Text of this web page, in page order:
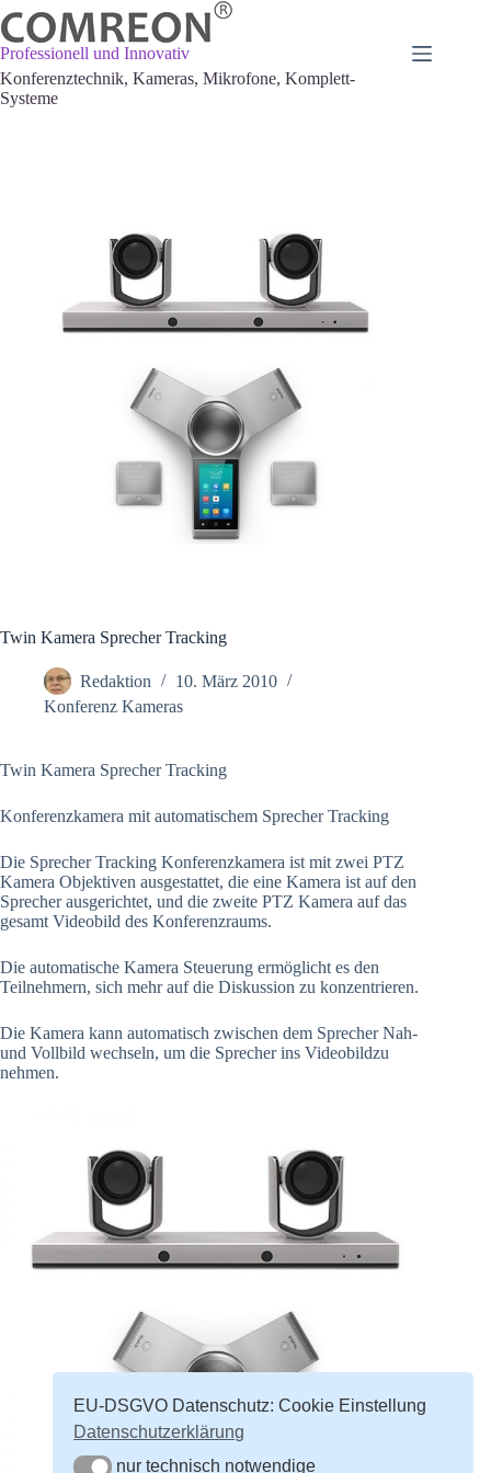
Zum
Inhalt
springen
Professionell und Innovativ
Konferenztechnik, Kameras, Mikrofone, Komplett-
Systeme
Twin Kamera Sprecher Tracking
Redaktion
10. März 2010
Konferenz Kameras
Twin Kamera Sprecher Tracking
Konferenzkamera mit automatischem Sprecher Tracking
Die Sprecher Tracking Konferenzkamera ist mit zwei PTZ
Kamera Objektiven ausgestattet, die eine Kamera ist auf den
Sprecher ausgerichtet, und die zweite PTZ Kamera auf das
gesamt Videobild des Konferenzraums.
Die automatische Kamera Steuerung ermöglicht es den
Teilnehmern, sich mehr auf die Diskussion zu konzentrieren.
Die Kamera kann automatisch zwischen dem Sprecher Nah-
und Vollbild wechseln, um die Sprecher ins Videobildzu
nehmen.
EU-DSGVO Datenschutz: Cookie Einstellung
Datenschutzerklärung
nur technisch notwendige
nur technisch notwendige